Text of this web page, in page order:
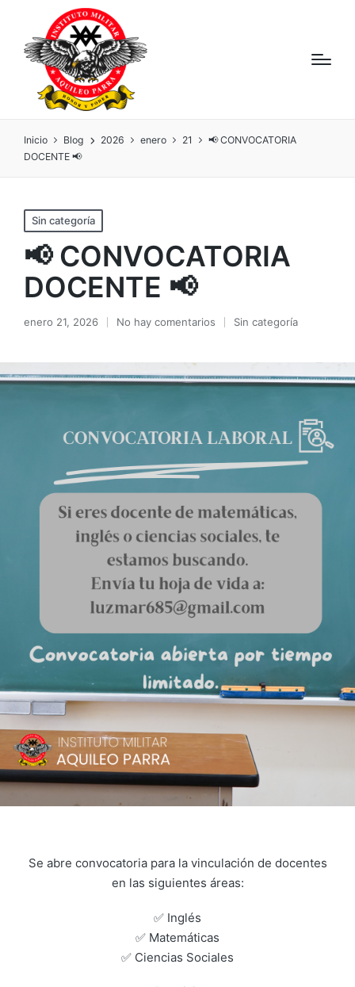
Inicio Blog 2026 enero 21
📢 CONVOCATORIA
DOCENTE 📢
Sin categoría
📢 CONVOCATORIA
DOCENTE 📢
enero 21, 2026 No hay comentarios Sin categoría
Se abre convocatoria para la vinculación de docentes
en las siguientes áreas:
✅ Inglés
✅ Matemáticas
✅ Ciencias Sociales